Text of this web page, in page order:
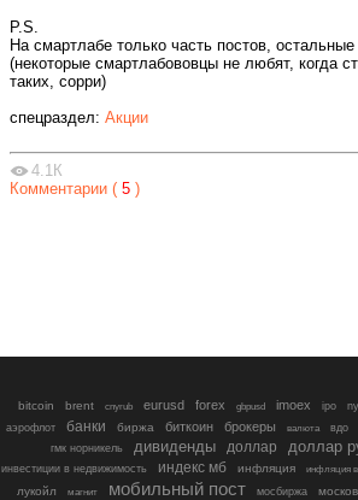
P.S.
На смартлабе только часть постов,
(некоторые смартлабововцы не любят, когда
таких, сорри)
спецраздел: Акции
4.1К
Комментарии ( 5 )
bitcoin brent cnyrub eurusd forex gbpusd imoex ipo
аэрофлот банки биржа биткоин брокеры валюта вдо
гмк норникель дивиденды доллар доллар
инвестиции в недвижимость индекс мб инфляция инфляция в
лукойл магнит мобильный пост мосбиржа